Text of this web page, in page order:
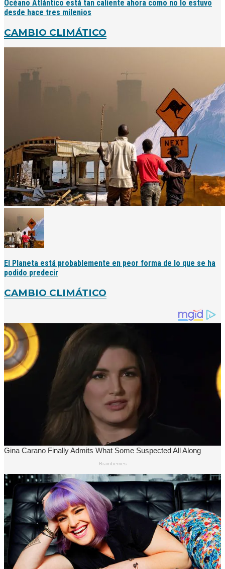
Océano Atlántico está tan caliente ahora como no lo estuvo
desde hace tres milenios
CAMBIO CLIMÁTICO
El Planeta está probablemente en peor forma de lo que se ha
podido predecir
CAMBIO CLIMÁTICO